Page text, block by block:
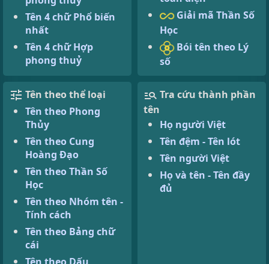
Tên 4 chữ Phổ biến
nhất
Tên 4 chữ Hợp
phong thuỷ
Giải mã Thần Số
Học
Bói tên theo Lý
số
Tên theo thể loại
Tên theo Phong
Thủy
Tên theo Cung
Hoàng Đạo
Tên theo Thần Số
Học
Tên theo Nhóm tên -
Tính cách
Tên theo Bảng chữ
cái
Tra cứu thành phần
tên
Họ người Việt
Tên đệm - Tên lót
Tên người Việt
Họ và tên - Tên đầy
đủ